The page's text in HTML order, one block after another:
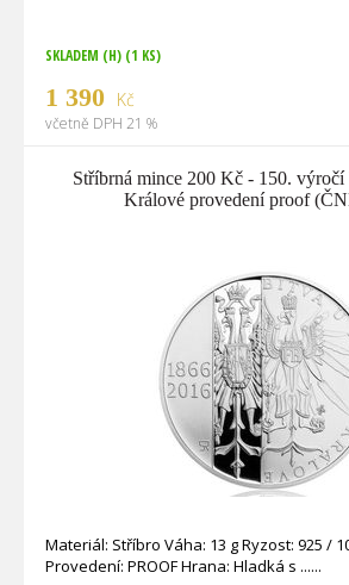
SKLADEM (H) (1 KS)
1 390 Kč
včetně DPH 21 %
Stříbrná mince 200 Kč - 150.
Králové provedení proof
Materiál: Stříbro Váha: 13 g Ryzost: 925 /
Provedení: PROOF Hrana: Hladká s ...